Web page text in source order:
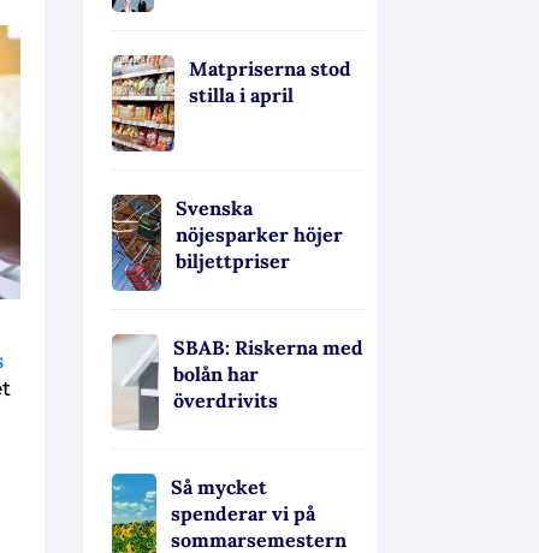
Matpriserna stod
stilla i april
Svenska
nöjesparker höjer
biljettpriser
SBAB: Riskerna med
bolån har
överdrivits
Så mycket
spenderar vi på
sommarsemestern